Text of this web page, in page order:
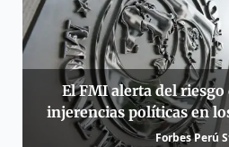
El FMI alerta del
injerencias políticas en
Forbes Perú